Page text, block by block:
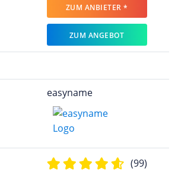
ZUM ANBIETER *
ZUM ANGEBOT
easyname
(99)